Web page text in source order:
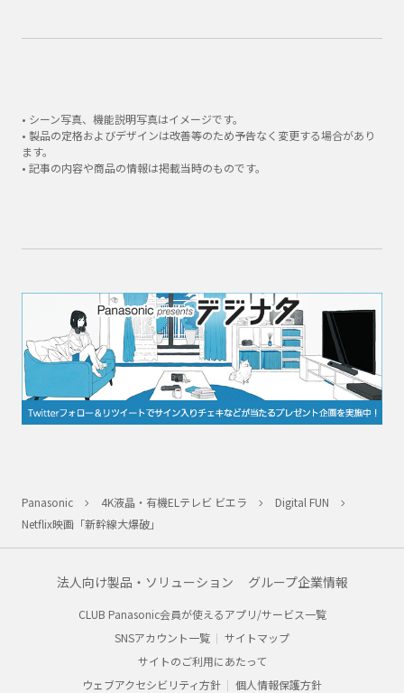
• シーン写真、機能説明写真はイメージです。
• 製品の定格およびデザインは改善等のため予告なく変更する場合があり
ます。
• 記事の内容や商品の情報は掲載当時のものです。
Panasonic 4K液晶・有機ELテレビ ビエラ
Digital FUN
Netflix映画「新幹線大爆破」
法人向け製品・ソリューション グループ企業情報
CLUB Panasonic会員が使えるアプリ/サービス一覧
SNSアカウント一覧
サイトマップ
サイトのご利用にあたって
ウェブアクセシビリティ方針
個人情報保護方針